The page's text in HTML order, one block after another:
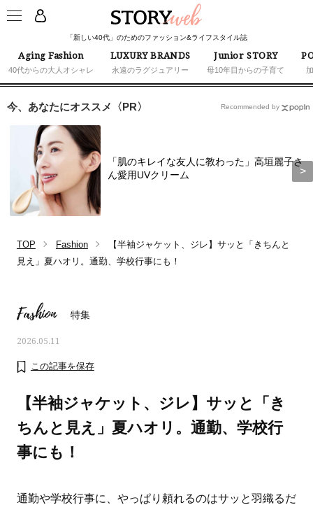
「新しい40代」のためのファッション&ライフスタイル誌
Aging Fashion
40代からの大人オシャレ
LUXURY BRANDS
永遠のラグジュアリー
Junior STORY
母10年目からの子育て
今、あなたにオススメ〈PR〉
「肌のキレイな友人に教わった」高垣麗子さ
ん愛用UVクリーム
Recommended by
TOP Fashion
【半袖ジャケット、ジレ】サッと「きちんと
見え」夏ハオリ。通勤、学校行事にも！
Fashion 特集
2026.05.11
この記事を保存
【半袖ジャケット、ジレ】サッと「き
ちんと見え」夏ハオリ。通勤、学校行
事にも！
通勤や学校行事に、やっぱり頼れるのはサッと羽織るだ